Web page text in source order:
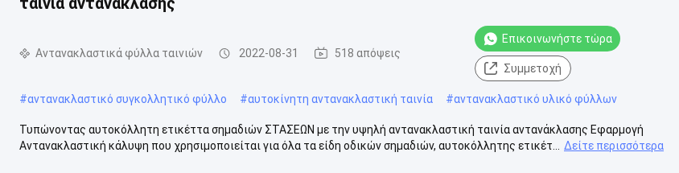
Αντανακλαστικά φύλλα ταινιών 2022-08-31 518 απόψεις
Επικοινωνήστε τώρα
Συμμετοχή
#αντανακλαστικό συγκολλητικό φύλλο #αυτοκίνητη αντανακλαστική ταινία #αντανακλαστικό υλικό φύλλων
Τυπώνοντας αυτοκόλλητη ετικέττα σημαδιών ΣΤΑΣΕΩΝ με την υψηλή αντανακλαστική ταινία αντανάκλασης Εφαρμογή
Αντανακλαστική κάλυψη που χρησιμοποιείται για όλα τα είδη οδικών σημαδιών, αυτοκόλλητης ετικέτ...
Δείτε περισσότερα